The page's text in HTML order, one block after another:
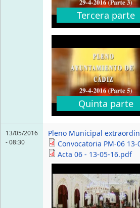
Tercera parte
Quinta parte
13/05/2016
- 08:30
Pleno Municipal
Convocatoria PM-06
Acta 06 - 13-05-16.pdf